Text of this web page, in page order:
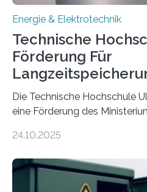
Energie & Elektrotechnik
Technische
Förderung Für
Die Technische Hochschule
eine Förderung des
Forschungsprojekt „LAGER –
Quartieren“ eingeworben. Ziel
Entwicklung, Erprobung und
24.10.2025